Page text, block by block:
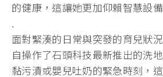
的健康， 這讓她更加仰賴智慧設
.
面對緊湊的日常與突發的育兒狀
自操作了石頭科技最新推出的洗地
黏污漬或嬰兒吐奶的緊急時刻，